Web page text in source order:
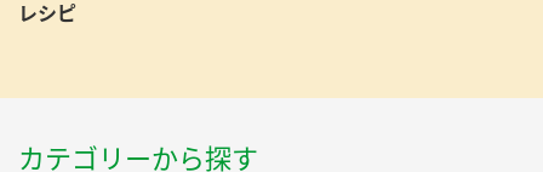
レシピ
カテゴリーから探す